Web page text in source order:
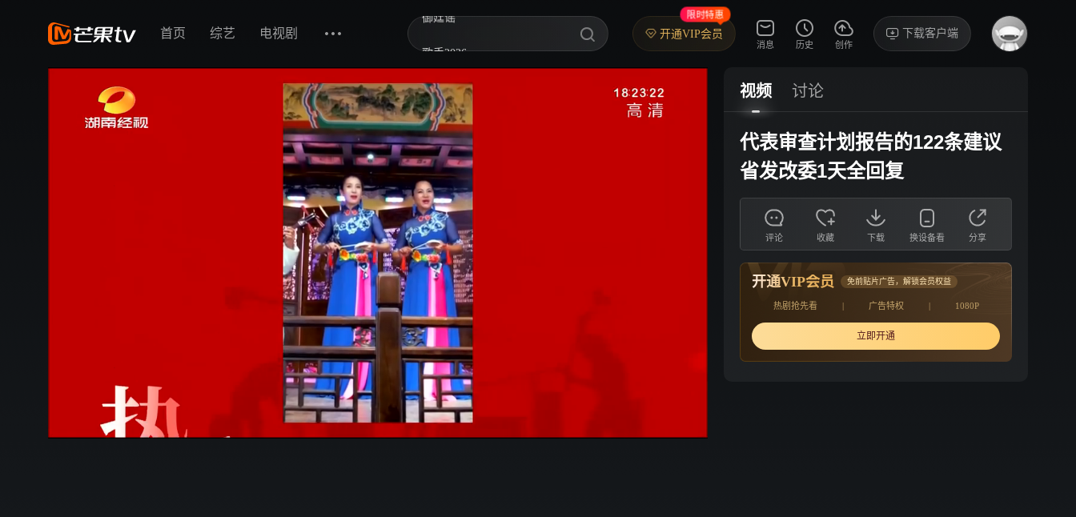
首页 综艺 电视剧
密室大逃脱 第八季
你好，星期六
中餐厅·南洋拾光季
快乐老家
野狗骨头
忙忙碌碌寻宝藏2
我们的宿舍·归心季
爸爸当家 第五季
开通VIP会员
限时特惠
消息 历史 创作
下载客户端
视频 讨论
代表审查计划报告的122条建议
省发改委1天全回复
评论 收藏 下载 换设备看 分享
开通VIP会员 免前贴片广告，解锁会员权益
热剧抢先看 | 广告特权 | 1080P
立即开通